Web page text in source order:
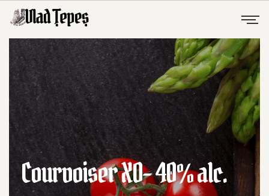
Courvoiser XO- 40% alc.